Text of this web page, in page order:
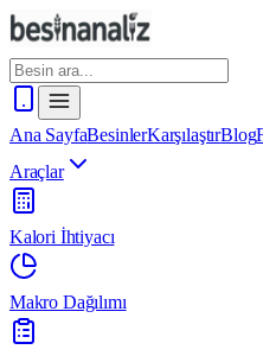
Ana SayfaBesinlerKarşılaştırBlog
Araçlar
Kalori İhtiyacı
Makro Dağılımı